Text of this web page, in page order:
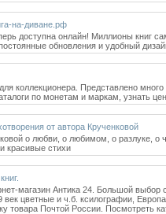
на-диване.рф
доступна онлайн! Миллионы книг
обновления и удобный
коллекционера. Представлено
по монетам и маркам, узнать
от автора Крученковой
о любви, о любимом, о разлуке,
красивые стихи
магазин Антика 24. Большой
цветные и ч.б. ксилографии,
товара Почтой России. Посмотреть